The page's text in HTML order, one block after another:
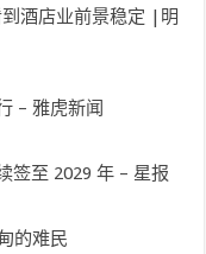
酒店业前景稳定 |明
– 雅虎新闻
签至 2029 年 – 星报
的难民